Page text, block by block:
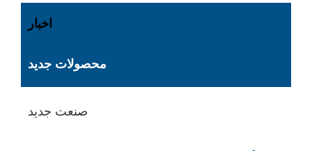
اخبار
محصولات جدید
صنعت جدید